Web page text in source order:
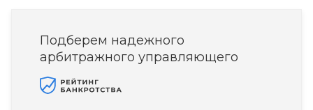
Подберем надежного
арбитражного управляющего